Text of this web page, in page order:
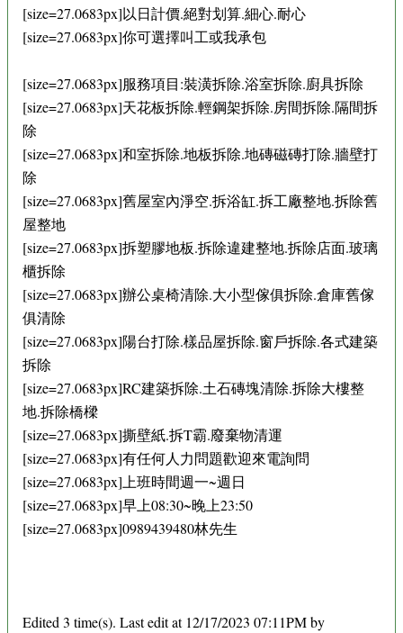
[size=27.0683px]以日計價.絕對划算.細心.耐心
[size=27.0683px]你可選擇叫工或我承包
[size=27.0683px]服務項目:裝潢拆除.浴室拆除.廚具拆除
[size=27.0683px]天花板拆除.輕鋼架拆除.房間拆除.隔間拆
除
[size=27.0683px]和室拆除.地板拆除.地磚磁磚打除.牆壁打
除
[size=27.0683px]舊屋室內淨空.拆浴缸.拆工廠整地.拆除舊
屋整地
[size=27.0683px]拆塑膠地板.拆除違建整地.拆除店面.玻璃
櫃拆除
[size=27.0683px]辦公桌椅清除.大小型傢俱拆除.倉庫舊傢
俱清除
[size=27.0683px]陽台打除.樣品屋拆除.窗戶拆除.各式建築
拆除
[size=27.0683px]RC建築拆除.土石磚塊清除.拆除大樓整
地.拆除橋樑
[size=27.0683px]撕壁紙.拆T霸.廢棄物清運
[size=27.0683px]有任何人力問題歡迎來電詢問
[size=27.0683px]上班時間週一~週日
[size=27.0683px]早上08:30~晚上23:50
[size=27.0683px]0989439480林先生
Edited 3 time(s). Last edit at 12/17/2023 07:11PM by